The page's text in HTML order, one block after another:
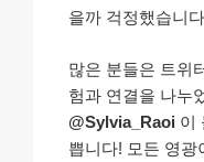
을까 걱정했습니
많은 분들은 트위
험과 연결을 나누
@Sylvia_Raoi 이
쁩니다! 모든 영광